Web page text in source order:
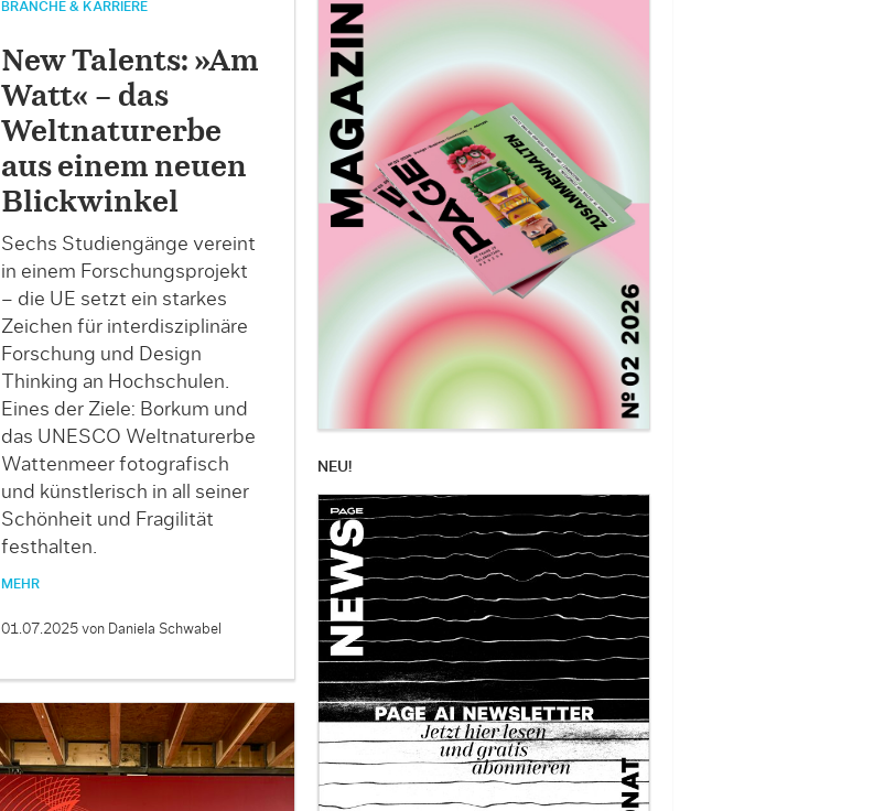
BRANCHE & KARRIERE
New Talents: »Am
Watt« – das
Weltnaturerbe
aus einem neuen
Blickwinkel
Sechs Studiengänge vereint
in einem Forschungsprojekt
– die UE setzt ein starkes
Zeichen für interdisziplinäre
Forschung und Design
Thinking an Hochschulen.
Eines der Ziele: Borkum und
das UNESCO Weltnaturerbe
Wattenmeer fotografisch
und künstlerisch in all seiner
Schönheit und Fragilität
festhalten.
MEHR
01.07.2025 von Daniela Schwabel
NEU!